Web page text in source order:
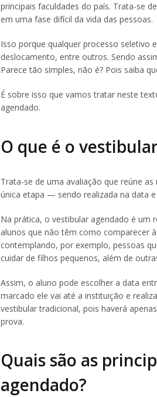
principais faculdades do país. Trata-se
em uma fase difícil da vida das pessoas.
Isso porque qualquer processo seletivo
deslocamento, entre outros. Sendo
Parece tão simples, não é? Pois saiba
É sobre isso que vamos tratar neste
agendado.
O que é o
Trata-se de uma avaliação que reúne
única etapa — sendo realizada na data
Na prática, o vestibular agendado é um
alunos que não têm como comparecer
contemplando, por exemplo, pessoas
cuidar de filhos pequenos, além de
Assim, o aluno pode escolher a data
marcado ele vai até a instituição e
vestibular tradicional, pois haverá
prova.
Quais são as
agendado?